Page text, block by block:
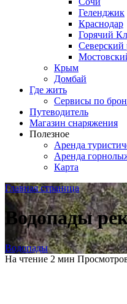
Геленджик
Краснодар
Горячий
Северский
Крым
Домбай
Где жить
Сервисы по
Путеводитель
Магазин снаряжения
Полезное
Аренда
Аренда
Карта
Главная страница
Водопады
Водопады
На чтение 2 мин